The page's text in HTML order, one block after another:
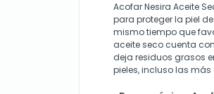
Acofar Nesira Aceite
para proteger la piel
mismo tiempo que
aceite seco cuenta
deja residuos grasos
pieles, incluso las más